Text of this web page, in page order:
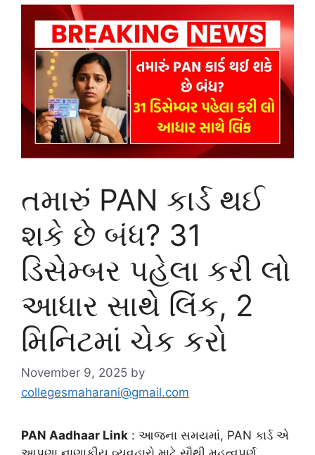
તમારું PAN કાર્ડ થઈ
શકે છે બંધ? 31
ડિસેમ્બર પહેલા કરી લો
આધાર સાથે લિંક, 2
મિનિટમાં ચેક કરો
November 9, 2025 by
collegesmaharani@gmail.com
PAN Aadhaar Link : આજના સમયમાં, PAN કાર્ડ એ